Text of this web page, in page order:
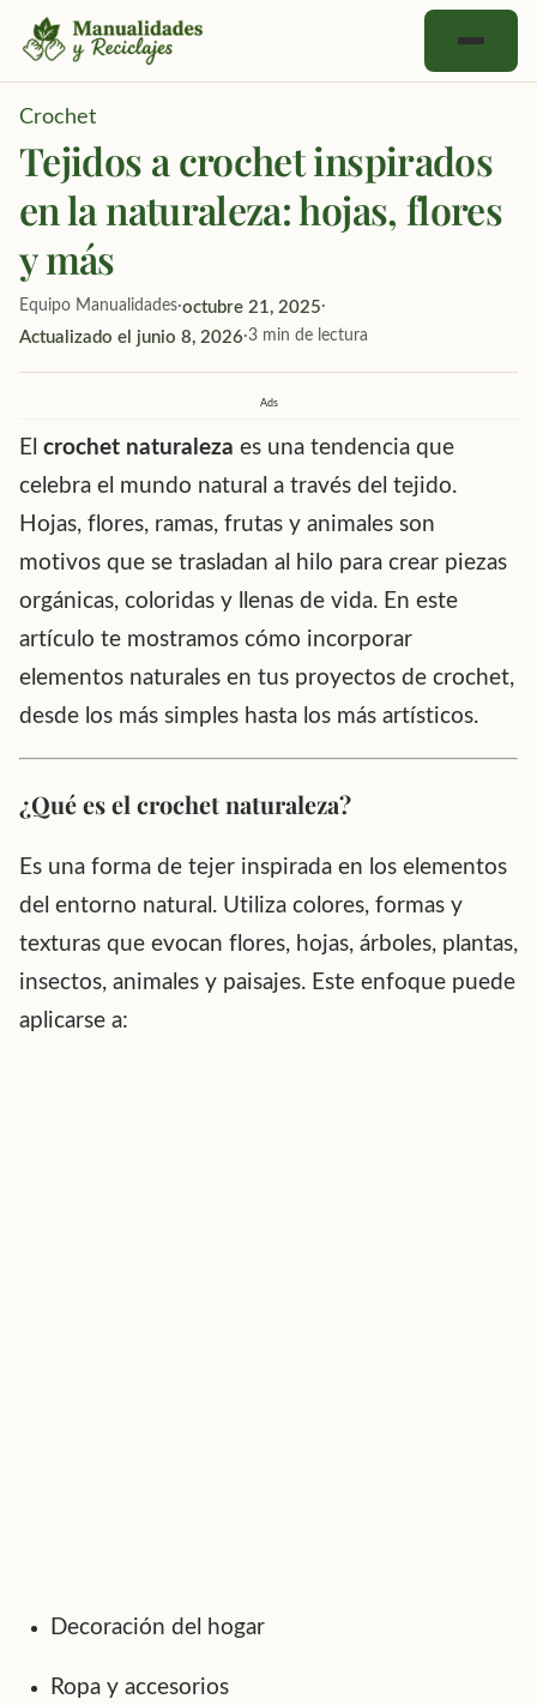
Reciclajes
Bordado
Manualidades
Corte y Costura
Cursos Gratuitos
Crochet
Tejidos a crochet inspirados
en la naturaleza: hojas, flores
y más
Equipo Manualidades·octubre 21, 2025·
Actualizado el junio 8, 2026·3 min de lectura
Ads
El crochet naturaleza es una tendencia que
celebra el mundo natural a través del tejido.
Hojas, flores, ramas, frutas y animales son
motivos que se trasladan al hilo para crear piezas
orgánicas, coloridas y llenas de vida. En este
artículo te mostramos cómo incorporar
elementos naturales en tus proyectos de crochet,
desde los más simples hasta los más artísticos.
¿Qué es el crochet naturaleza?
Es una forma de tejer inspirada en los elementos
del entorno natural. Utiliza colores, formas y
texturas que evocan flores, hojas, árboles, plantas,
insectos, animales y paisajes. Este enfoque puede
aplicarse a:
Decoración del hogar
Ropa y accesorios